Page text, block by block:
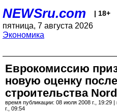
NEWSru.com | 18+
пятница, 7 августа 2026
Экономика
Еврокомиссию
новую оценку
строительства
время публикации: 08 июля 2008 г., 19:29
г., 09:54